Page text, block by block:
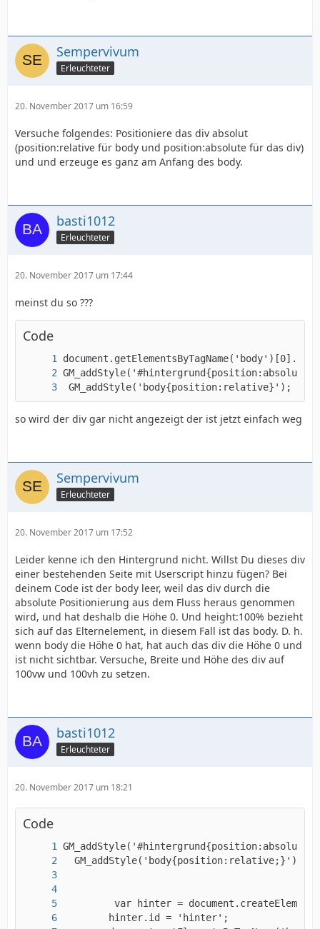
Sempervivum
Erleuchteter
20. November 2017 um 16:59
Versuche folgendes: Positioniere das div absolut
(position:relative für body und position:absolute für das div)
und und erzeuge es ganz am Anfang des body.
basti1012
Erleuchteter
20. November 2017 um 17:44
meinst du so ???
Code
GM_addStyle('body{position:relative}');
so wird der div gar nicht angezeigt der ist jetzt einfach weg
Sempervivum
Erleuchteter
20. November 2017 um 17:52
Leider kenne ich den Hintergrund nicht. Willst Du dieses div
einer bestehenden Seite mit Userscript hinzu fügen? Bei
deinem Code ist der body leer, weil das div durch die
absolute Positionierung aus dem Fluss heraus genommen
wird, und hat deshalb die Höhe 0. Und height:100% bezieht
sich auf das Elternelement, in diesem Fall ist das body. D. h.
wenn body die Höhe 0 hat, hat auch das div die Höhe 0 und
ist nicht sichtbar. Versuche, Breite und Höhe des div auf
100vw und 100vh zu setzen.
basti1012
Erleuchteter
20. November 2017 um 18:21
Code